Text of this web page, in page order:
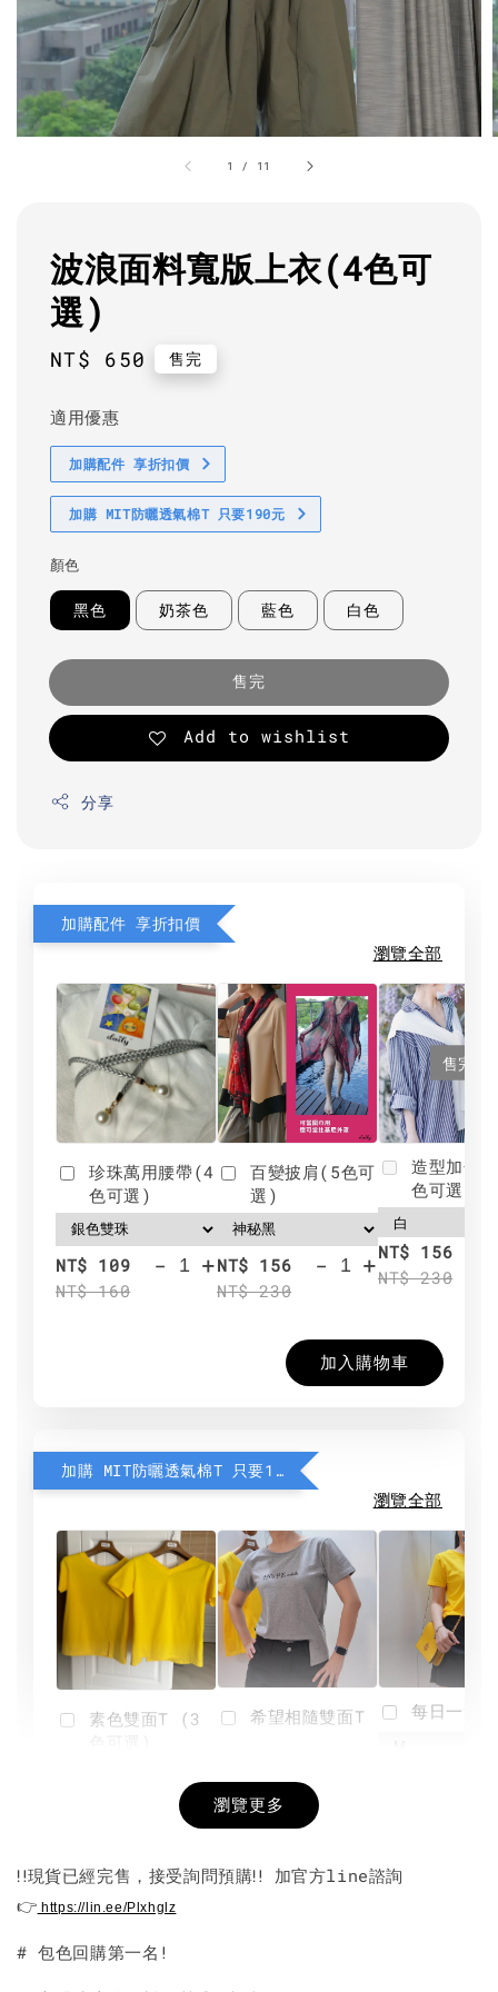
1 / 11
波浪面料寬版上衣(4色可
選)
Regular
NT$ 650 售完
適用優惠
加購配件 享折扣價
加購 MIT防曬透氣棉T 只要190元
顏色
黑色 奶茶色 藍色 白色
售完
Add to wishlist
分享
加購配件 享折扣價
瀏覽全部
珍珠萬用腰帶(4
色可選)
NT$ 109
NT$ 160
- +
百變披肩(5色可
選)
NT$ 156
NT$ 230
- +
售完
造型加分
色可選)
NT$ 156
NT$ 230
加入購物車
加購 MIT防曬透氣棉T 只要190元
瀏覽全部
素色雙面T (3
+
希望相隨雙面T
NT$ 190
-
每日一笑
瀏覽更多
‼️現貨已經完售，接受詢問預購‼️ 加官方line諮詢
👉 https://lin.ee/Plxhglz
# 包色回購第一名!